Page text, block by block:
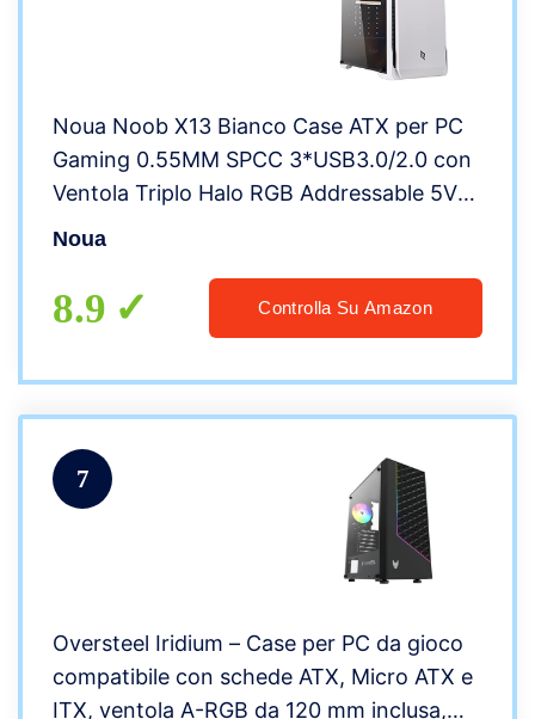
Noua Noob X13 Bianco Case ATX per PC
Gaming 0.55MM SPCC 3*USB3.0/2.0 con
Ventola Triplo Halo RGB Addressable 5V
3-Pin Pannello Laterale in Vetro
Noua
8.9 Controlla Su Amazon
7
Oversteel Iridium – Case per PC da gioco
compatibile con schede ATX, Micro ATX e
ITX, ventola A-RGB da 120 mm inclusa,